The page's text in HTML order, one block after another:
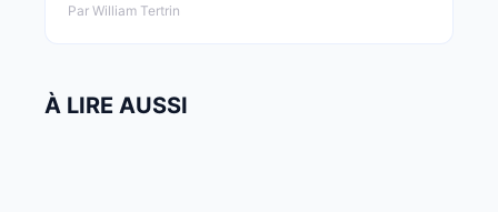
Par William Tertrin
À LIRE AUSSI